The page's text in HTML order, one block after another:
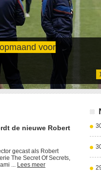
voor
de nieuwe Robert
gecast als Robert
The Secret Of Secrets,
... Lees meer